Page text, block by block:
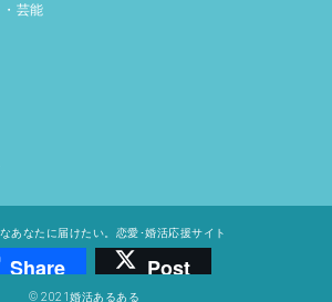
芸能
あなたに届けたい。恋愛･婚活応援サイト
Share Post
© 2021婚活あるある